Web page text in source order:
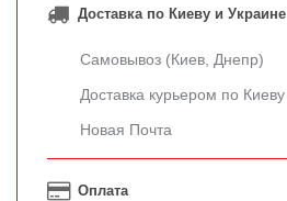
Доставка по Киеву и Украине
Самовывоз (Киев, Днепр)
Доставка курьером по Киеву
Новая Почта
Оплата